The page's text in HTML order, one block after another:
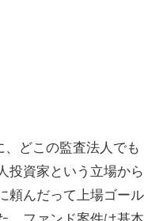
どこの監査法人でも
投資家という立場から
頼んだって上場ゴール